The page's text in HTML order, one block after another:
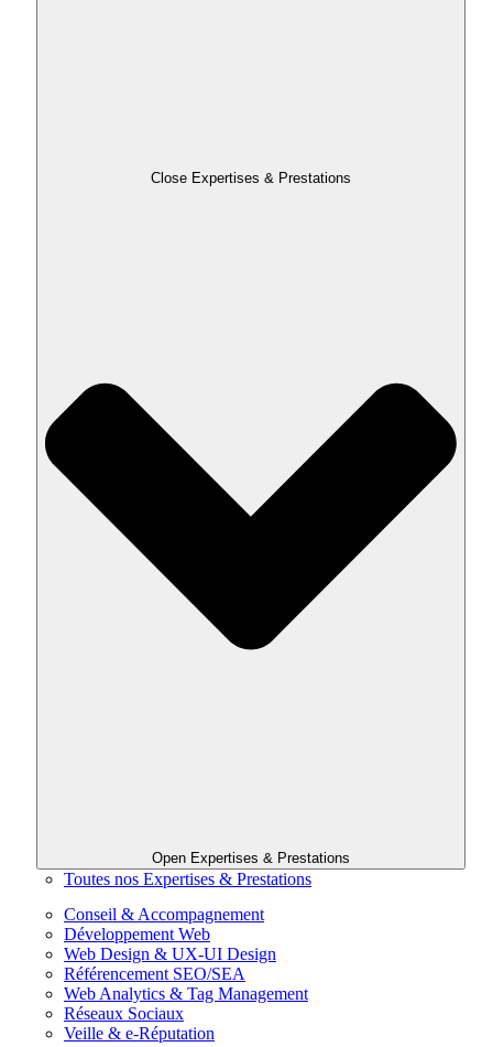
Close Expertises & Prestations
Open Expertises & Prestations
Toutes nos Expertises & Prestations
Conseil & Accompagnement
Développement Web
Web Design & UX-UI Design
Référencement SEO/SEA
Web Analytics & Tag Management
Réseaux Sociaux
Veille & e-Réputation